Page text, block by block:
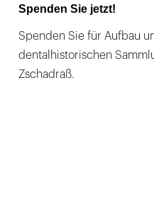
Spenden Sie jetzt!
Spenden Sie für Aufbau
dentalhistorischen
Zschadraß.